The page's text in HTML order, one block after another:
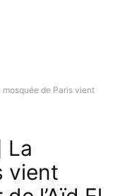
mosquée de Paris vient
La
vient